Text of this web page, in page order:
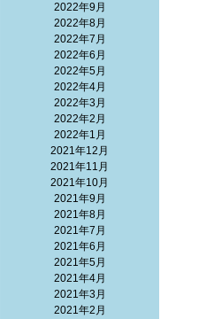
2022年9月
2022年8月
2022年7月
2022年6月
2022年5月
2022年4月
2022年3月
2022年2月
2022年1月
2021年12月
2021年11月
2021年10月
2021年9月
2021年8月
2021年7月
2021年6月
2021年5月
2021年4月
2021年3月
2021年2月